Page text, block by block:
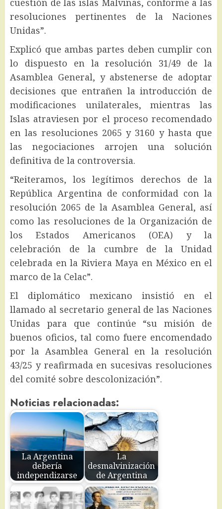
cuestión de las islas Malvinas, conforme a las
resoluciones pertinentes de la Naciones
Unidas”.
Explicó que ambas partes deben cumplir con
lo dispuesto en la resolución 31/49 de la
Asamblea General, y abstenerse de adoptar
decisiones que entrañen la introducción de
modificaciones unilaterales, mientras las
Islas atraviesen por el proceso recomendado
en las resoluciones 2065 y 3160 y hasta que
las negociaciones arrojen una solución
definitiva de la controversia.
“Reiteramos, los legítimos derechos de la
República Argentina de conformidad con la
resolución 2065 de la Asamblea General, así
como las resoluciones de la Organización de
los Estados Americanos (OEA) y la
celebración de la cumbre de la Unidad
celebrada en la Riviera Maya en México en el
marco de la Celac”.
El diplomático mexicano insistió en el
llamado al secretario general de las Naciones
Unidas para que continúe “su misión de
buenos oficios, tal como fuere encomendado
por la Asamblea General en la resolución
43/25 y reafirmada en sucesivas resoluciones
del comité sobre descolonización”.
Noticias relacionadas:
La Argentina
debería
independizarse
La
desmalvinización
de Argentina